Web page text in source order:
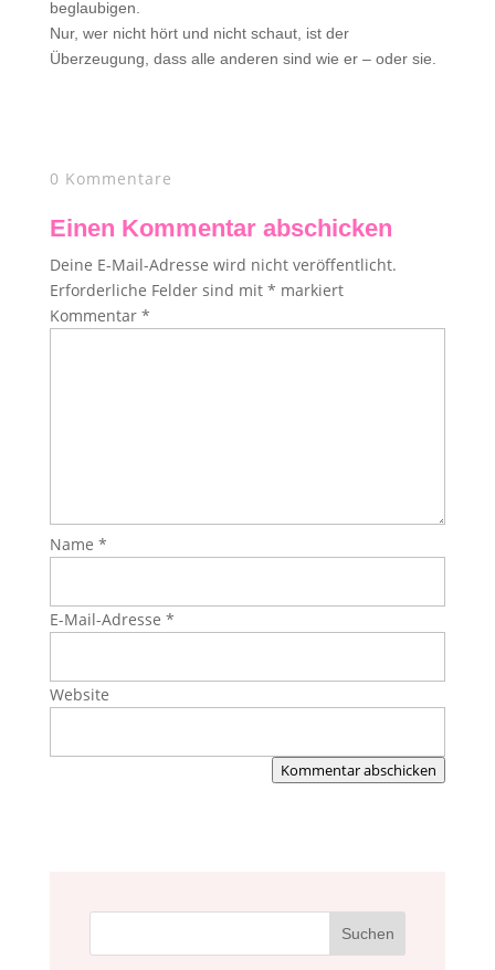
beglaubigen.
Nur, wer nicht hört und nicht schaut, ist der
Überzeugung, dass alle anderen sind wie er – oder sie.
0 Kommentare
Einen Kommentar abschicken
Deine E-Mail-Adresse wird nicht veröffentlicht.
Erforderliche Felder sind mit * markiert
Kommentar *
Name *
E-Mail-Adresse *
Website
Kommentar abschicken